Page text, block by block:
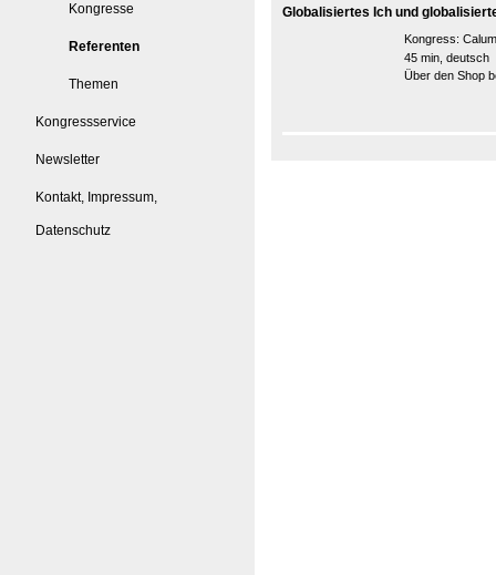
Kongresse
Referenten
Themen
Kongressservice
Newsletter
Kontakt, Impressum,
Datenschutz
Globalisiertes Ich und
Kongress:
45 min, deutsch
Über den Shop